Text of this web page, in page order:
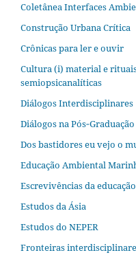
Coletânea Interfaces
Construção Urbana Crítica
Crônicas para ler e ouvir
Cultura (i) material e
semiopsicanalíticas
Diálogos Interdisciplinares
Diálogos na Pós‐Graduação
Dos bastidores eu vejo o
Educação Ambiental
Escrevivências da
Estudos da Ásia​
Estudos do NEPER
Fronteiras